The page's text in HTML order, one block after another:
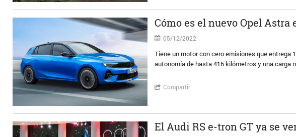
Cómo es el nuevo Opel Astra
05/12/2022
Tiene un motor con cero emisiones que entrega
autonomía de hasta 416 kilómetros y una carga
Compartir
El Audi RS e-tron GT ya se